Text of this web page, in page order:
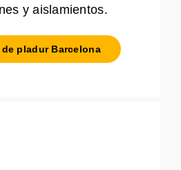
y aislamientos.
pladur Barcelona